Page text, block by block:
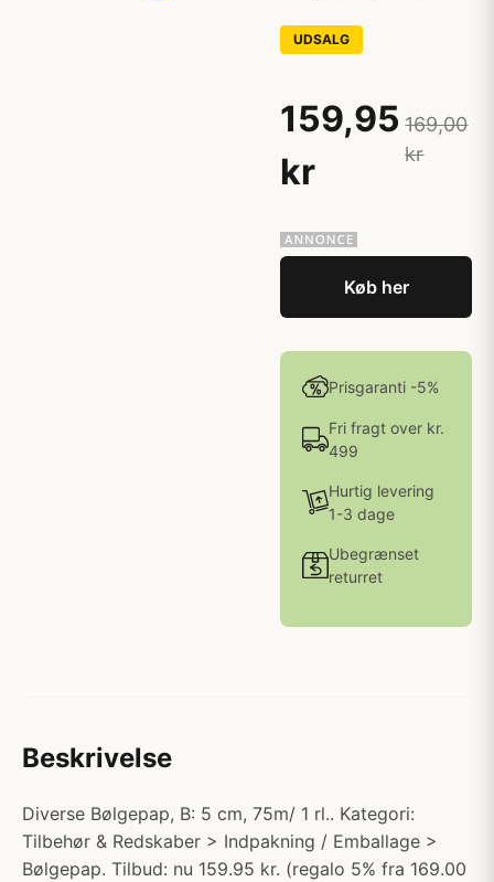
UDSALG
159,95
kr
169,00
kr
Køb her
Prisgaranti -5%
Fri fragt over kr.
499
Hurtig levering
1-3 dage
Ubegrænset
returret
Beskrivelse
Diverse Bølgepap, B: 5 cm, 75m/ 1 rl.. Kategori:
Tilbehør & Redskaber > Indpakning / Emballage >
Bølgepap. Tilbud: nu 159.95 kr. (regalo 5% fra 169.00